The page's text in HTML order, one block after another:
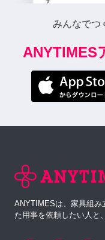
みんなでつ
ANYTIMES
ANYTIMESは、家具組み
た用事を依頼したい人と